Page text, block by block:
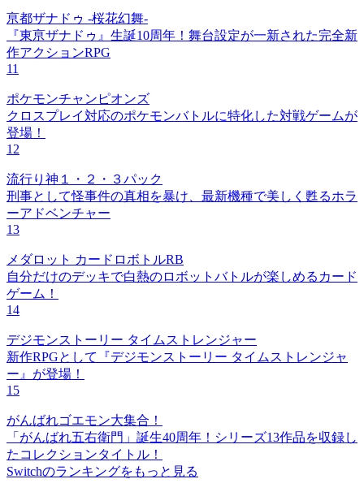
亰都ザナドゥ -桜花幻舞-
『東亰ザナドゥ』生誕10周年！舞台設定が一新された完全新
作アクションRPG
11
ポケモンチャンピオンズ
クロスプレイ対応のポケモンバトルに特化した対戦ゲームが
登場！
12
流行り神１・２・３パック
刑事として怪事件の真相を暴け、最新機種で美しく甦るホラ
ーアドベンチャー
13
メダロット カードロボトルRB
自分だけのデッキで白熱のロボットバトルが楽しめるカード
ゲーム！
14
デジモンストーリー タイムストレンジャー
新作RPGとして『デジモンストーリー タイムストレンジャ
ー』が登場！
15
がんばれゴエモン大集合！
「がんばれ五右衛門」誕生40周年！シリーズ13作品を収録し
たコレクションタイトル！
Switchのランキングをもっと見る